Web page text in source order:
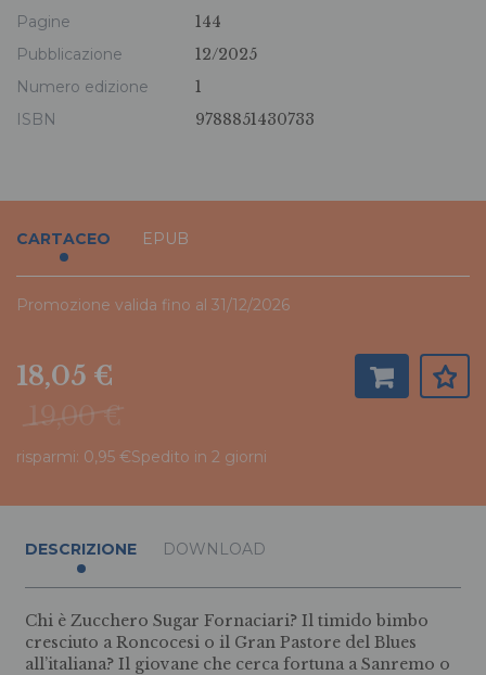
Pagine
144
Pubblicazione
12/2025
Numero edizione
1
ISBN
9788851430733
CARTACEO EPUB
Promozione valida fino al 31/12/2026
19,00 €
18,05 €
risparmi: 0,95 €Spedito in 2 giorni
DESCRIZIONE DOWNLOAD
Chi è Zucchero Sugar Fornaciari? Il timido bimbo
cresciuto a Roncocesi o il Gran Pastore del Blues
all’italiana? Il giovane che cerca fortuna a Sanremo o